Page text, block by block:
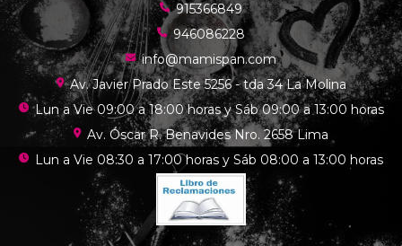
915366849
946086228
info@mamispan.com
Av. Javier Prado Este 5256 - tda 34 La Molina
Lun a Vie 09:00 a 18:00 horas y Sáb 09:00 a 13:00 horas
Av. Óscar R. Benavides Nro. 2658 Lima
Lun a Vie 08:30 a 17:00 horas y Sáb 08:00 a 13:00 horas